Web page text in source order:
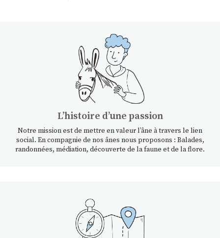
Lʼhistoire dʼune passion
Notre mission est de mettre en valeur l’âne à travers le lien
social. En compagnie de nos ânes nous proposons : Balades,
randonnées, médiation, découverte de la faune et de la flore.